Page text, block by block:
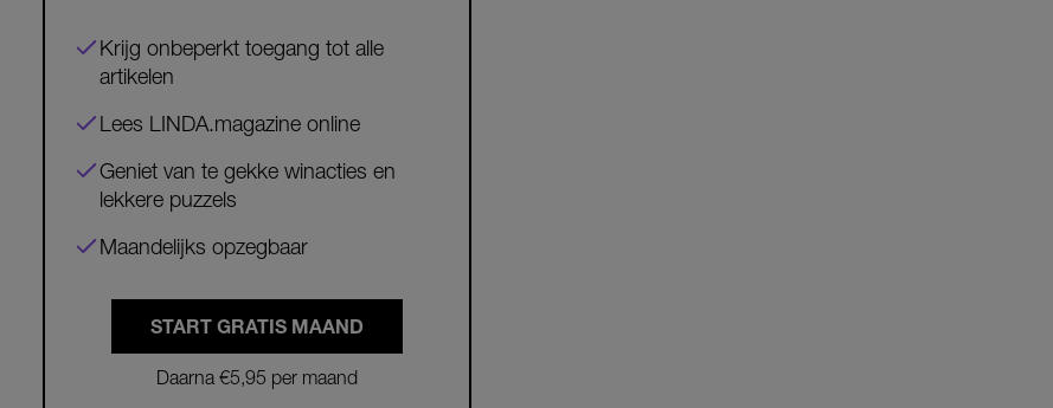
Krijg onbeperkt toegang tot alle
artikelen
Lees LINDA.magazine online
Geniet van te gekke winacties en
lekkere puzzels
Maandelijks opzegbaar
START GRATIS MAAND
Daarna €5,95 per maand